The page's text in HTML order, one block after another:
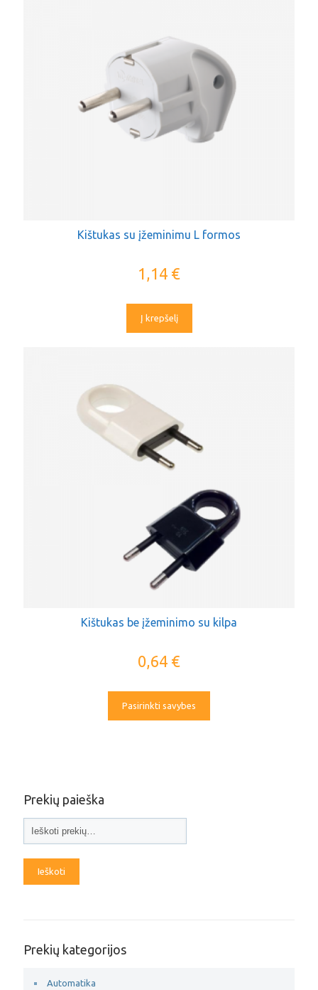
Kištukas su įžeminimu L formos
1,14 €
Į krepšelį
Kištukas be įžeminimo su kilpa
0,64 €
Pasirinkti savybes
Prekių paieška
Ieškoti
Prekių kategorijos
Automatika